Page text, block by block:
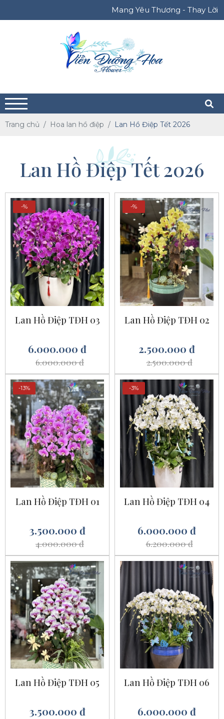
Mang Yêu Thương - Thay Lời Bạn
Trang chủ Hoa lan hồ điệp Lan Hồ Điệp Tết 2026
Lan Hồ Điệp Tết 2026
Lan Hồ Điệp TĐH 03
6.000.000 đ
6.000.000 đ
-%
Lan Hồ Điệp TĐH 02
2.500.000 đ
2.500.000 đ
-%
Lan Hồ Điệp TĐH 01
3.500.000 đ
4.000.000 đ
-13%
Lan Hồ Điệp TĐH 04
6.000.000 đ
6.200.000 đ
-3%
Lan Hồ Điệp TĐH 05
3.500.000 đ
Lan Hồ Điệp TĐH 06
6.000.000 đ